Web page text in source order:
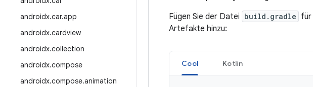
androidx.car.app
androidx.cardview
androidx.collection
androidx.compose
androidx.compose.animation
Fügen Sie der Datei build.gradle für
Artefakte hinzu:
Cool Kotlin